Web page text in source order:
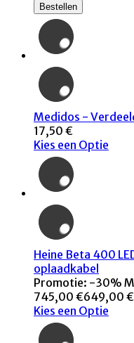
Bestellen
Medidos -
17,50 €
Kies een Optie
Heine Beta 400
oplaadkabel
Promotie: -30%
745,00 €649,00 €
Kies een Optie